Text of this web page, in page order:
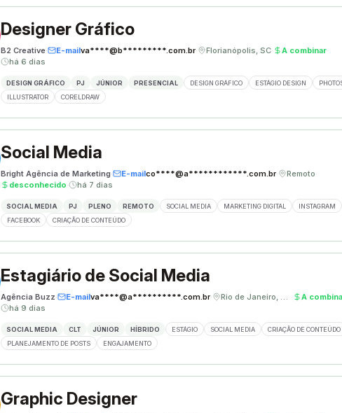
Designer Gráfico
B2 Creative· E-mailva****@b*********.com.br· Florianópolis, SC· A combinar·
há 6 dias
DESIGN GRÁFICO PJ JÚNIOR PRESENCIAL DESIGN GRÁFICO ESTÁGIO DESIGN
ILLUSTRATOR
CORELDRAW
Social Media
Bright Agência de Marketing· E-mailco****@a************.com.br· Remoto·
desconhecido· há 7 dias
SOCIAL MEDIA PJ PLENO REMOTO SOCIAL MEDIA MARKETING DIGITAL
INSTAGRAM
FACEBOOK
CRIAÇÃO DE CONTEÚDO
Estagiário de Social Media
Agência Buzz· E-mailva****@a**********.com.br· Rio de Janeiro, Brasil ·
A
há 9 dias
SOCIAL MEDIA CLT JÚNIOR HÍBRIDO ESTÁGIO SOCIAL MEDIA
CRIAÇÃO DE CONTEÚDO
PLANEJAMENTO DE POSTS
ENGAJAMENTO
Graphic Designer